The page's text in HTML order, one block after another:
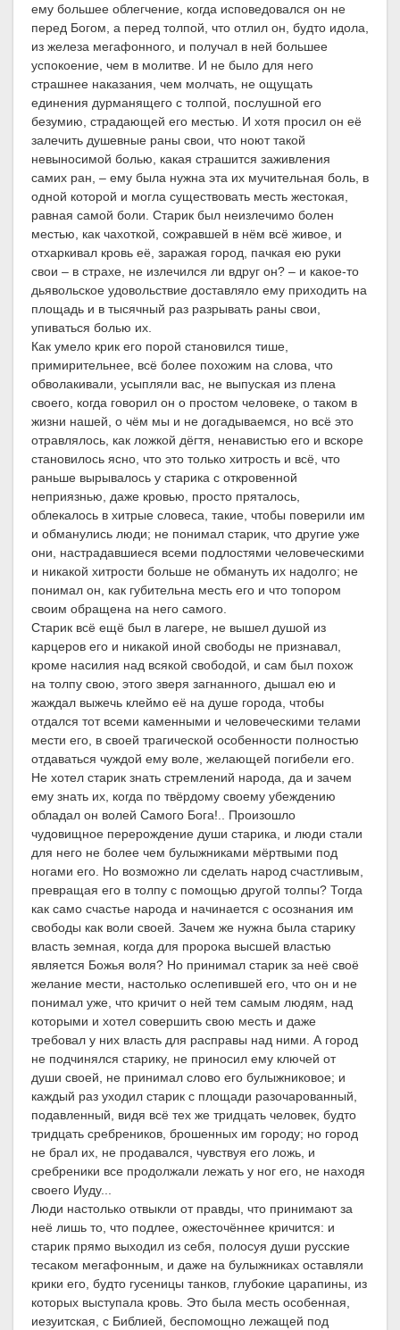
ему большее облегчение, когда исповедовался он не
перед Богом, а перед толпой, что отлил он, будто идола,
из железа мегафонного, и получал в ней большее
успокоение, чем в молитве. И не было для него
страшнее наказания, чем молчать, не ощущать
единения дурманящего с толпой, послушной его
безумию, страдающей его местью. И хотя просил он её
залечить душевные раны свои, что ноют такой
невыносимой болью, какая страшится заживления
самих ран, – ему была нужна эта их мучительная боль, в
одной которой и могла существовать месть жестокая,
равная самой боли. Старик был неизлечимо болен
местью, как чахоткой, сожравшей в нём всё живое, и
отхаркивал кровь её, заражая город, пачкая ею руки
свои – в страхе, не излечился ли вдруг он? – и какое-то
дьявольское удовольствие доставляло ему приходить на
площадь и в тысячный раз разрывать раны свои,
упиваться болью их.
Как умело крик его порой становился тише,
примирительнее, всё более похожим на слова, что
обволакивали, усыпляли вас, не выпуская из плена
своего, когда говорил он о простом человеке, о таком в
жизни нашей, о чём мы и не догадываемся, но всё это
отравлялось, как ложкой дёгтя, ненавистью его и вскоре
становилось ясно, что это только хитрость и всё, что
раньше вырывалось у старика с откровенной
неприязнью, даже кровью, просто пряталось,
облекалось в хитрые словеса, такие, чтобы поверили им
и обманулись люди; не понимал старик, что другие уже
они, настрадавшиеся всеми подлостями человеческими
и никакой хитрости больше не обмануть их надолго; не
понимал он, как губительна месть его и что топором
своим обращена на него самого.
Старик всё ещё был в лагере, не вышел душой из
карцеров его и никакой иной свободы не признавал,
кроме насилия над всякой свободой, и сам был похож
на толпу свою, этого зверя загнанного, дышал ею и
жаждал выжечь клеймо её на душе города, чтобы
отдался тот всеми каменными и человеческими телами
мести его, в своей трагической особенности полностью
отдаваться чуждой ему воле, желающей погибели его.
Не хотел старик знать стремлений народа, да и зачем
ему знать их, когда по твёрдому своему убеждению
обладал он волей Самого Бога!.. Произошло
чудовищное перерождение души старика, и люди стали
для него не более чем булыжниками мёртвыми под
ногами его. Но возможно ли сделать народ счастливым,
превращая его в толпу с помощью другой толпы? Тогда
как само счастье народа и начинается с осознания им
свободы как воли своей. Зачем же нужна была старику
власть земная, когда для пророка высшей властью
является Божья воля? Но принимал старик за неё своё
желание мести, настолько ослепившей его, что он и не
понимал уже, что кричит о ней тем самым людям, над
которыми и хотел совершить свою месть и даже
требовал у них власть для расправы над ними. А город
не подчинялся старику, не приносил ему ключей от
души своей, не принимал слово его булыжниковое; и
каждый раз уходил старик с площади разочарованный,
подавленный, видя всё тех же тридцать человек, будто
тридцать сребреников, брошенных им городу; но город
не брал их, не продавался, чувствуя его ложь, и
сребреники все продолжали лежать у ног его, не находя
своего Иуду...
Люди настолько отвыкли от правды, что принимают за
неё лишь то, что подлее, ожесточённее кричится: и
старик прямо выходил из себя, полосуя души русские
тесаком мегафонным, и даже на булыжниках оставляли
крики его, будто гусеницы танков, глубокие царапины, из
которых выступала кровь. Это была месть особенная,
иезуитская, с Библией, беспомощно лежащей под